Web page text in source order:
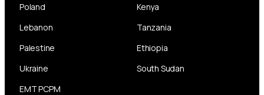
Poland
Lebanon
Palestine
Ukraine
EMT PCPM
Kenya
Tanzania
Ethiopia
South Sudan